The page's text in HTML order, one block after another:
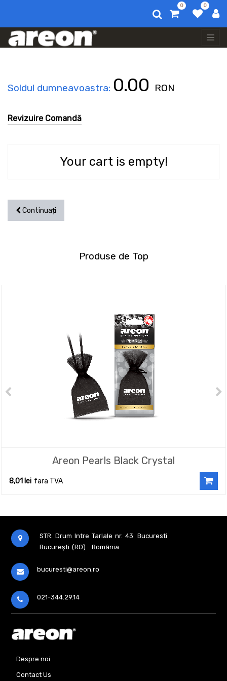
0 0
Soldul dumneavoastra: 0.00 RON
Revizuire Comandă
Your cart is empty!
Continuați
Produse de Top
Areon Pearls Black Crystal
8,01 lei fara TVA
Anterior
STR. Drum Intre Tarlale nr. 43
Bucuresti
București (RO)
România
bucuresti@areon.ro
021-344.29.14
Despre noi
Contact Us